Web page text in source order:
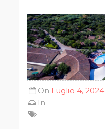
On Luglio 4, 2024
In